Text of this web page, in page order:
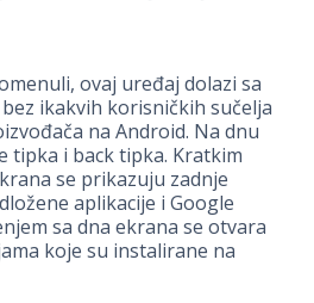
ovaj uređaj dolazi sa
ikakvih korisničkih sučelja
na Android. Na dnu
tipka i back tipka. Kratkim
se prikazuju zadnje
aplikacije i Google
sa dna ekrana se otvara
koje su instalirane na